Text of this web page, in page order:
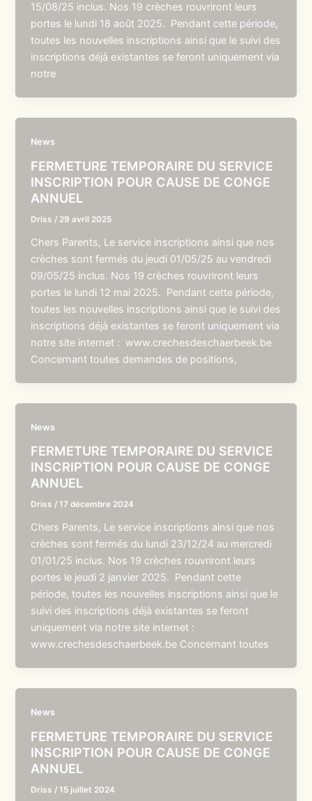
15/08/25 inclus. Nos 19 crèches rouvriront leurs
portes le lundi 18 août 2025. Pendant cette période,
toutes les nouvelles inscriptions ainsi que le suivi des
inscriptions déjà existantes se feront uniquement via
notre
News
FERMETURE TEMPORAIRE DU SERVICE
INSCRIPTION POUR CAUSE DE CONGE
ANNUEL
Driss / 29 avril 2025
Chers Parents, Le service inscriptions ainsi que nos
crèches sont fermés du jeudi 01/05/25 au vendredi
09/05/25 inclus. Nos 19 crèches rouvriront leurs
portes le lundi 12 mai 2025. Pendant cette période,
toutes les nouvelles inscriptions ainsi que le suivi des
inscriptions déjà existantes se feront uniquement via
notre site internet : www.crechesdeschaerbeek.be
Concernant toutes demandes de positions,
News
FERMETURE TEMPORAIRE DU SERVICE
INSCRIPTION POUR CAUSE DE CONGE
ANNUEL
Driss /17 décembre 2024
Chers Parents, Le service inscriptions ainsi que nos
crèches sont fermés du lundi 23/12/24 au mercredi
01/01/25 inclus. Nos 19 crèches rouvriront leurs
portes le jeudi 2 janvier 2025. Pendant cette
période, toutes les nouvelles inscriptions ainsi que le
suivi des inscriptions déjà existantes se feront
uniquement via notre site internet :
www.crechesdeschaerbeek.be Concernant toutes
News
FERMETURE TEMPORAIRE DU SERVICE
INSCRIPTION POUR CAUSE DE CONGE
ANNUEL
Driss /15 juillet 2024